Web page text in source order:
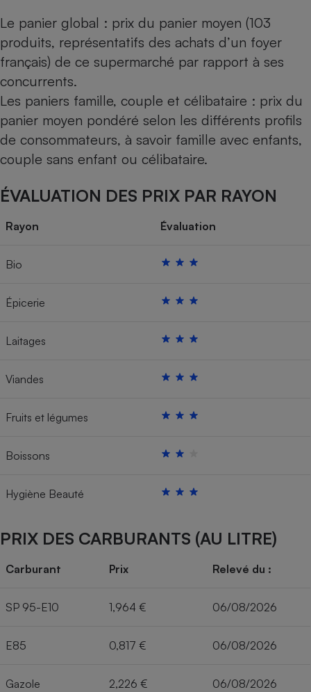
Le panier global : prix du panier moyen (103
produits, représentatifs des achats d’un foyer
français) de ce supermarché par rapport à ses
concurrents.
Les paniers famille, couple et célibataire : prix du
panier moyen pondéré selon les différents profils
de consommateurs, à savoir famille avec enfants,
couple sans enfant ou célibataire.
ÉVALUATION DES PRIX PAR RAYON
Rayon Évaluation
Bio
Épicerie
Laitages
Viandes
Fruits et légumes
Boissons
Hygiène Beauté
PRIX DES CARBURANTS (AU LITRE)
Carburant Prix Relevé du :
SP 95-E10 1,964 € 06/08/2026
E85 0,817 € 06/08/2026
Gazole 2,226 € 06/08/2026